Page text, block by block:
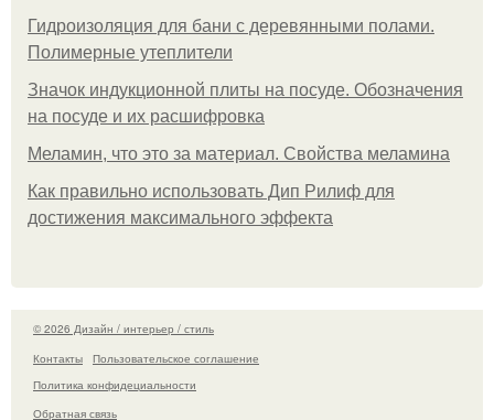
Гидроизоляция для бани с деревянными полами.
Полимерные утеплители
Значок индукционной плиты на посуде. Обозначения
на посуде и их расшифровка
Меламин, что это за материал. Свойства меламина
Как правильно использовать Дип Рилиф для
достижения максимального эффекта
© 2026 Дизайн / интерьер / стиль
Контакты
Пользовательское соглашение
Политика конфидециальности
Обратная связь